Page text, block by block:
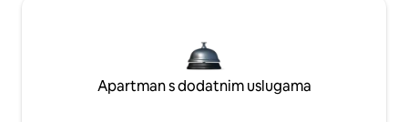
Apartman s dodatnim uslugama